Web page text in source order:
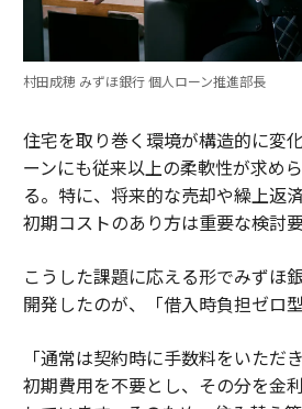
村田成穂 みずほ銀行 個人ローン推進部長
住宅を取り巻く環境が構造的に変
ーンにも従来以上の柔軟性が求め
る。特に、将来的な売却や繰上返
初期コストのあり方は重要な検討
こうした課題に応える形でみずほ
開発したのが、「借入時負担ゼロ型
「通常は契約時に手数料をいただ
初期費用を不要とし、その分を金